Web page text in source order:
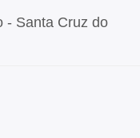
- Santa Cruz do